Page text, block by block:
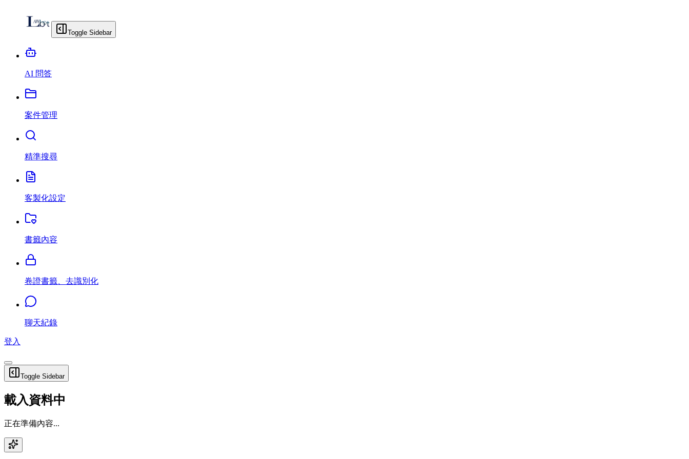
Toggle Sidebar
AI 問答
案件管理
精準搜尋
客製化設定
書籤內容
卷證書籤、去識別化
聊天紀錄
登入
Toggle Sidebar
載入資料中
正在準備內容...